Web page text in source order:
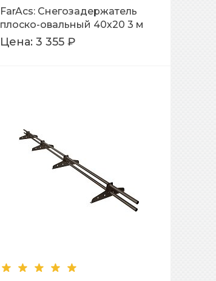
FarAcs: Снегозадержатель
плоско-овальный 40х20 3 м
Ral 9005
Цена: 3 355 ₽